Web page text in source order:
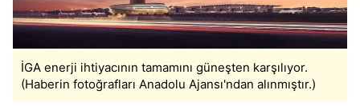
İGA enerji ihtiyacının tamamını güneşten karşılıyor.
(Haberin fotoğrafları Anadolu Ajansı'ndan alınmıştır.)